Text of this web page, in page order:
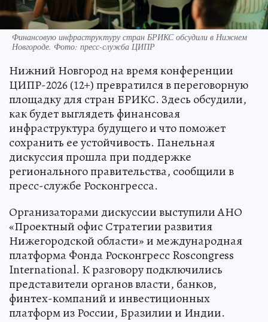
Финансовую инфраструктуру стран БРИКС обсудили в Нижнем
Новгороде. Фото: пресс-служба ЦИПР
Нижний Новгород на время конференции
ЦИПР-2026 (12+) превратился в переговорную
площадку для стран БРИКС. Здесь обсудили,
как будет выглядеть финансовая
инфраструктура будущего и что поможет
сохранить ее устойчивость. Панельная
дискуссия прошла при поддержке
регионального правительства, сообщили в
пресс-службе Росконгресса.
Организаторами дискуссии выступили АНО
«Проектный офис Стратегии развития
Нижегородской области» и международная
платформа Фонда Росконгресс Roscongress
International. К разговору подключились
представители органов власти, банков,
финтех-компаний и инвестиционных
платформ из России, Бразилии и Индии.